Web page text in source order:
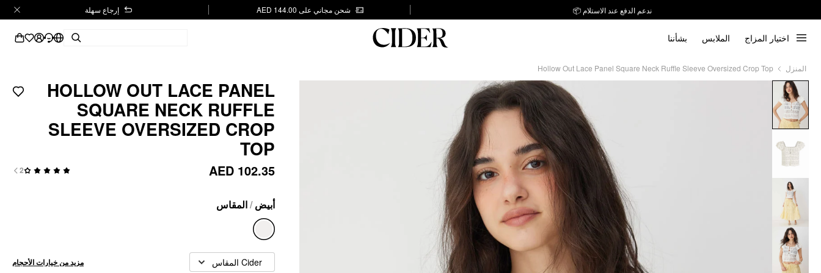
ندعم الدفع عند الاستلام 📦 شحن مجاني على AED 144.00 إرجاع سهلة
اختيار المزاج الملابس بشأننا
المنزل Hollow Out Lace Panel Square Neck Ruffle Sleeve Oversized Crop Top
HOLLOW OUT LACE PANEL
SQUARE NECK RUFFLE
SLEEVE OVERSIZED CROP
TOP
AED 102.35
2
أبيض /المقاس
Cider المقاس مزيد من خيارات الأحجام